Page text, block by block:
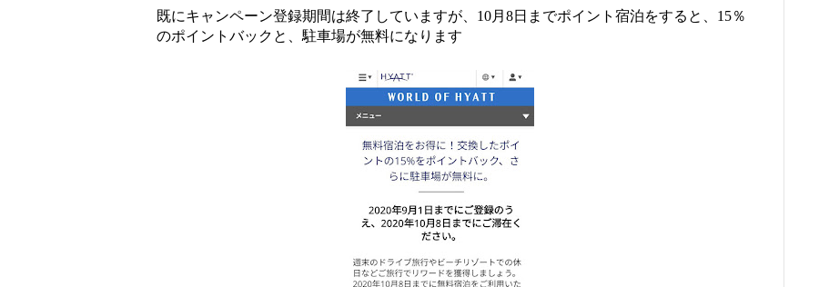
既にキャンペーン登録期間は終了していますが、10月8日までポイント宿泊をすると、15％
のポイントバックと、駐車場が無料になります